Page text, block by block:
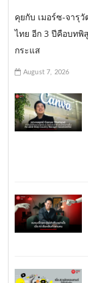
คุยกับ เมอร์ซ-จารุ
ไทย อีก 3 ปีคือบทพิ
กระแส
August 7, 2026